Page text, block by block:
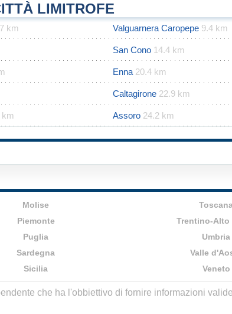
LIMITROFE
km Valguarnera Caropepe 9.4 km
San Cono 14.4 km
Enna 20.4 km
Caltagirone 22.9 km
km Assoro 24.2 km
Molise
Piemonte
Puglia
Sardegna
Sicilia
Toscana
Trentino-Alto
Umbria
Valle
Veneto
che ha l'obbiettivo di fornire informazioni